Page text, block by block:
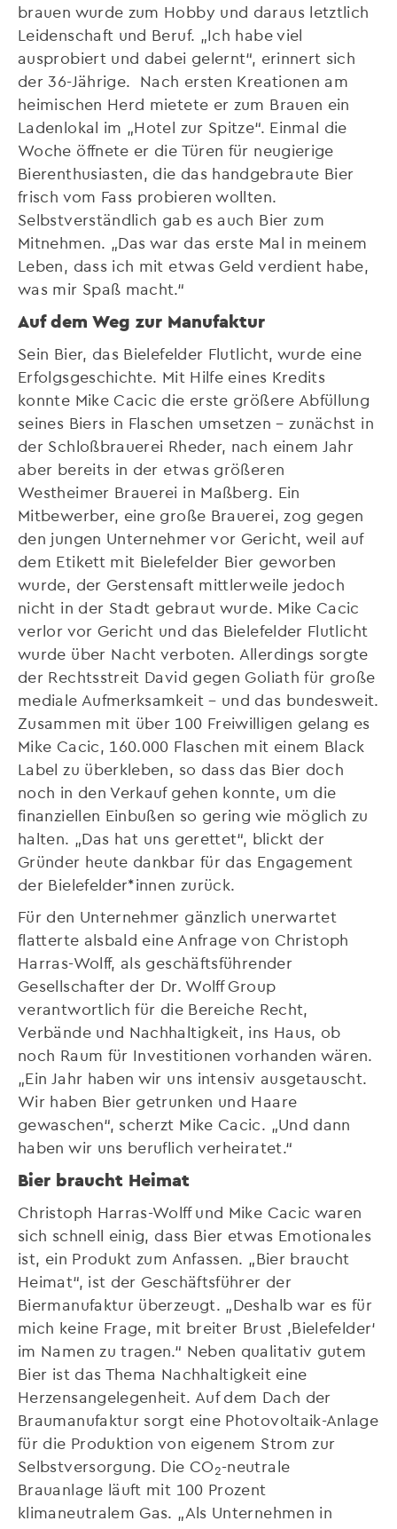
brauen wurde zum Hobby und daraus letztlich
Leidenschaft und Beruf. „Ich habe viel
ausprobiert und dabei gelernt“, erinnert sich
der 36-Jährige. Nach ersten Kreationen am
heimischen Herd mietete er zum Brauen ein
Ladenlokal im „Hotel zur Spitze“. Einmal die
Woche öffnete er die Türen für neugierige
Bierenthusiasten, die das handgebraute Bier
frisch vom Fass probieren wollten.
Selbstverständlich gab es auch Bier zum
Mitnehmen. „Das war das erste Mal in meinem
Leben, dass ich mit etwas Geld verdient habe,
was mir Spaß macht.“
Auf dem Weg zur Manufaktur
Sein Bier, das Bielefelder Flutlicht, wurde eine
Erfolgsgeschichte. Mit Hilfe eines Kredits
konnte Mike Cacic die erste größere Abfüllung
seines Biers in Flaschen umsetzen – zunächst in
der Schloßbrauerei Rheder, nach einem Jahr
aber bereits in der etwas größeren
Westheimer Brauerei in Maßberg. Ein
Mitbewerber, eine große Brauerei, zog gegen
den jungen Unternehmer vor Gericht, weil auf
dem Etikett mit Bielefelder Bier geworben
wurde, der Gerstensaft mittlerweile jedoch
nicht in der Stadt gebraut wurde. Mike Cacic
verlor vor Gericht und das Bielefelder Flutlicht
wurde über Nacht verboten. Allerdings sorgte
der Rechtsstreit David gegen Goliath für große
mediale Aufmerksamkeit – und das bundesweit.
Zusammen mit über 100 Freiwilligen gelang es
Mike Cacic, 160.000 Flaschen mit einem Black
Label zu überkleben, so dass das Bier doch
noch in den Verkauf gehen konnte, um die
finanziellen Einbußen so gering wie möglich zu
halten. „Das hat uns gerettet“, blickt der
Gründer heute dankbar für das Engagement
der Bielefelder*innen zurück.
Für den Unternehmer gänzlich unerwartet
flatterte alsbald eine Anfrage von Christoph
Harras-Wolff, als geschäftsführender
Gesellschafter der Dr. Wolff Group
verantwortlich für die Bereiche Recht,
Verbände und Nachhaltigkeit, ins Haus, ob
noch Raum für Investitionen vorhanden wären.
„Ein Jahr haben wir uns intensiv ausgetauscht.
Wir haben Bier getrunken und Haare
gewaschen“, scherzt Mike Cacic. „Und dann
haben wir uns beruflich verheiratet.“
Bier braucht Heimat
Christoph Harras-Wolff und Mike Cacic waren
sich schnell einig, dass Bier etwas Emotionales
ist, ein Produkt zum Anfassen. „Bier braucht
Heimat“, ist der Geschäftsführer der
Biermanufaktur überzeugt. „Deshalb war es für
mich keine Frage, mit breiter Brust ,Bielefelder‘
im Namen zu tragen.“ Neben qualitativ gutem
Bier ist das Thema Nachhaltigkeit eine
Herzensangelegenheit. Auf dem Dach der
Braumanufaktur sorgt eine Photovoltaik-Anlage
für die Produktion von eigenem Strom zur
Selbstversorgung. Die CO2-neutrale
Brauanlage läuft mit 100 Prozent
klimaneutralem Gas. „Als Unternehmen in